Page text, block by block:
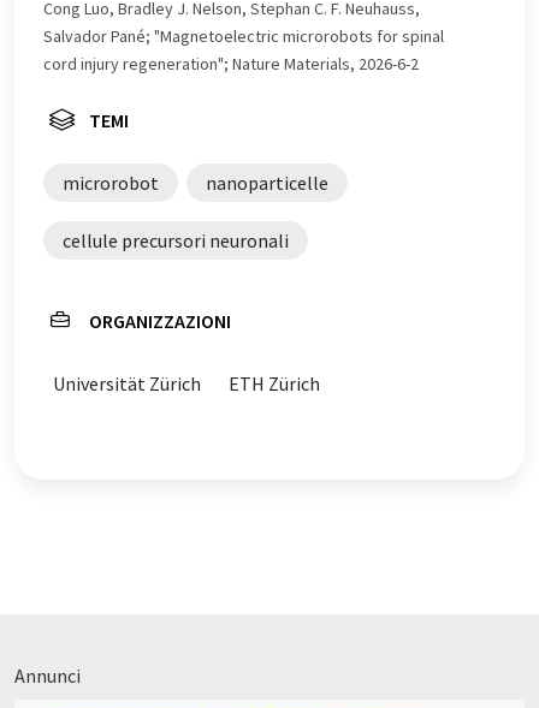
Cong Luo, Bradley J. Nelson, Stephan C. F. Neuhauss,
Salvador Pané; "Magnetoelectric microrobots for spinal
cord injury regeneration"; Nature Materials, 2026-6-2
TEMI
microrobot nanoparticelle
cellule precursori neuronali
ORGANIZZAZIONI
Universität Zürich ETH Zürich
Annunci